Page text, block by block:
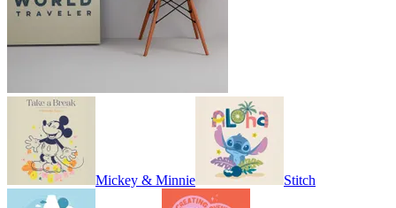
Mickey & Minnie Stitch